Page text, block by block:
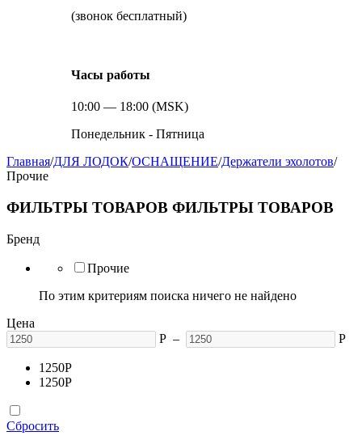
(звонок бесплатный)
Часы работы
10:00 — 18:00 (MSK)
Понедельник - Пятница
Главная/ДЛЯ ЛОДОК/ОСНАЩЕНИЕ/Держатели эхолотов/
Прочие
ФИЛЬТРЫ ТОВАРОВ ФИЛЬТРЫ ТОВАРОВ
Бренд
Прочие
По этим критериям поиска ничего не найдено
Цена
Р – Р
1250Р
1250Р
Сбросить